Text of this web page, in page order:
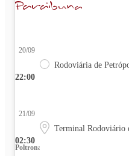
22:00
20/09
Rodoviária de
02:30
21/09
Terminal Rodoviário
Poltrona